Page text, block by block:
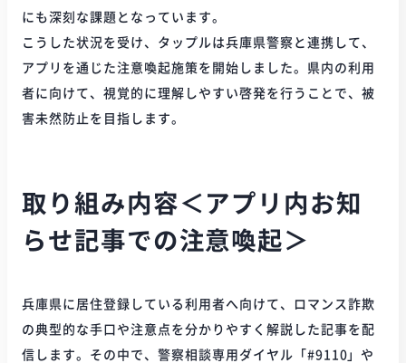
にも深刻な課題となっています。
こうした状況を受け、タップルは兵庫県警察と連携して、
アプリを通じた注意喚起施策を開始しました。県内の利用
者に向けて、視覚的に理解しやすい啓発を行うことで、被
害未然防止を目指します。
取り組み内容＜アプリ内お知
らせ記事での注意喚起＞
兵庫県に居住登録している利用者へ向けて、ロマンス詐欺
の典型的な手口や注意点を分かりやすく解説した記事を配
信します。その中で、警察相談専用ダイヤル「#9110」や